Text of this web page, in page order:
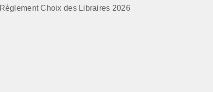
Règlement Choix des Libraires 2026